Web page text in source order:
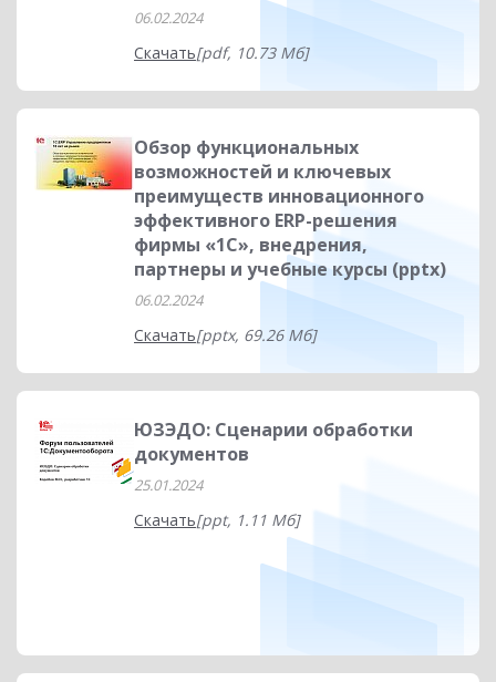
06.02.2024
Скачать[pdf, 10.73 Мб]
Обзор функциональных
возможностей и ключевых
преимуществ инновационного
эффективного ERP-решения
фирмы «1С», внедрения,
партнеры и учебные курсы (pptx)
06.02.2024
Скачать[pptx, 69.26 Мб]
ЮЗЭДО: Сценарии обработки
документов
25.01.2024
Скачать[ppt, 1.11 Мб]